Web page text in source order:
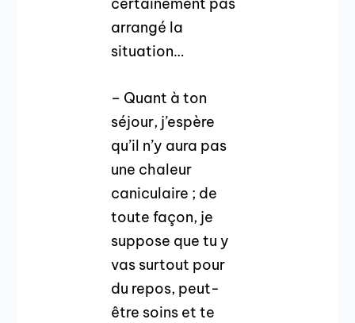
certainement pas
arrangé la
situation…
– Quant à ton
séjour, j’espère
qu’il n’y aura pas
une chaleur
caniculaire ; de
toute façon, je
suppose que tu y
vas surtout pour
du repos, peut-
être soins et te